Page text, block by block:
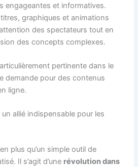
engageantes et informatives.
titres, graphiques et animations
des spectateurs tout en
des concepts complexes.
pertinente dans le
demande pour des contenus
ligne.
allié indispensable pour les
plus qu’un simple outil de
Il s’agit d’une révolution dans